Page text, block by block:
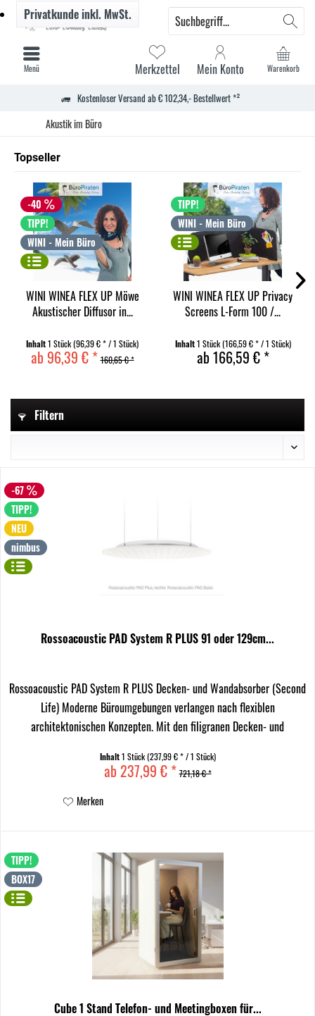
Kostenloser Versand ab € 102,34,- Bestellwert *²
Warenkorb
Merkzettel Mein Konto
Privatkundeinkl. MwSt.
Menü
Akustik im Büro
Topseller
-40
TIPP!
WINI - Mein Büro
WINI WINEA FLEX UP Möwe
Akustischer Diffusor in...
Inhalt1 Stück(96,39 € * / 1 Stück)
ab 96,39 € * 160,65 € *
TIPP!
WINI - Mein Büro
WINI WINEA FLEX UP Privacy
Screens L-Form 100 /...
Inhalt1 Stück(166,59 € * / 1 Stück)
ab 166,59 € *
Filtern
-67
TIPP!
NEU
nimbus
Rossoacoustic PAD System R PLUS 91 oder 129cm...
Rossoacoustic PAD System R PLUS Decken- und Wandabsorber (Second
Life) Moderne Büroumgebungen verlangen nach flexiblen
architektonischen Konzepten. Mit den filigranen Decken- und
Inhalt1 Stück(237,99 € * / 1 Stück)
ab 237,99 € * 721,18 € *
Merken
TIPP!
BOX17
Cube 1 Stand Telefon- und Meetingboxen für...